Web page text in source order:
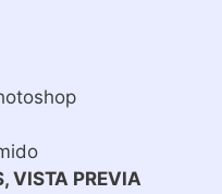
VISTA PREVIA